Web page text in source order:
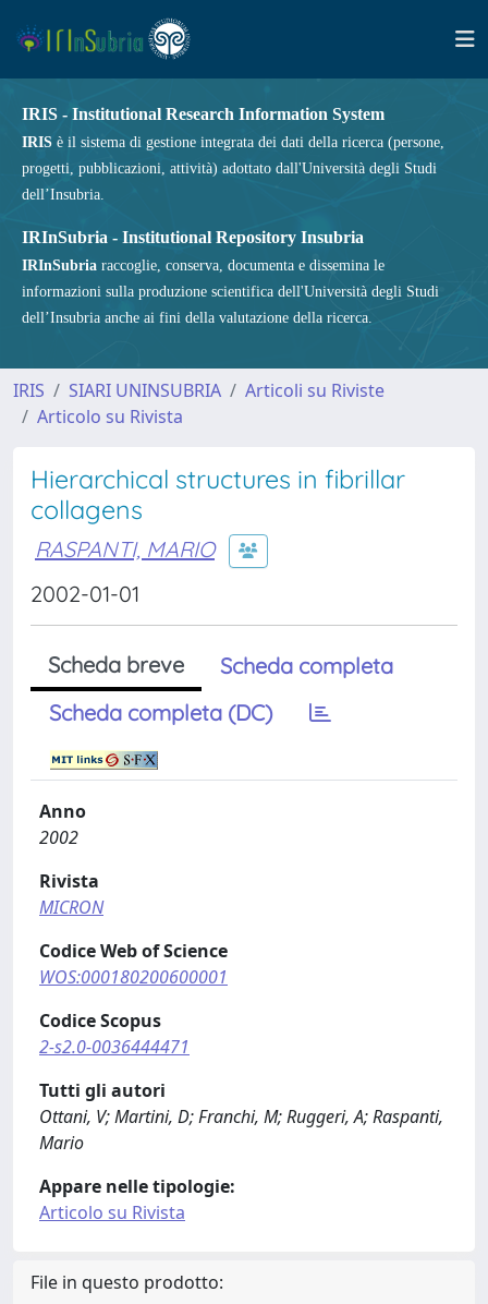
IRIS - Institutional Research Information System
IRIS è il sistema di gestione integrata dei dati della ricerca (persone,
progetti, pubblicazioni, attività) adottato dall'Università degli Studi
dell’Insubria.
IRInSubria - Institutional Repository Insubria
IRInSubria raccoglie, conserva, documenta e dissemina le
informazioni sulla produzione scientifica dell'Università degli Studi
dell’Insubria anche ai fini della valutazione della ricerca.
IRIS SIARI UNINSUBRIA
Articoli su Riviste
Articolo su Rivista
Hierarchical structures in fibrillar
collagens
RASPANTI, MARIO
2002-01-01
Scheda breve
Scheda completa
Scheda completa (DC)
Anno
2002
Rivista
MICRON
Codice Web of Science
WOS:000180200600001
Codice Scopus
2-s2.0-0036444471
Tutti gli autori
Ottani, V; Martini, D; Franchi, M; Ruggeri, A; Raspanti,
Mario
Appare nelle tipologie:
Articolo su Rivista
File in questo prodotto: